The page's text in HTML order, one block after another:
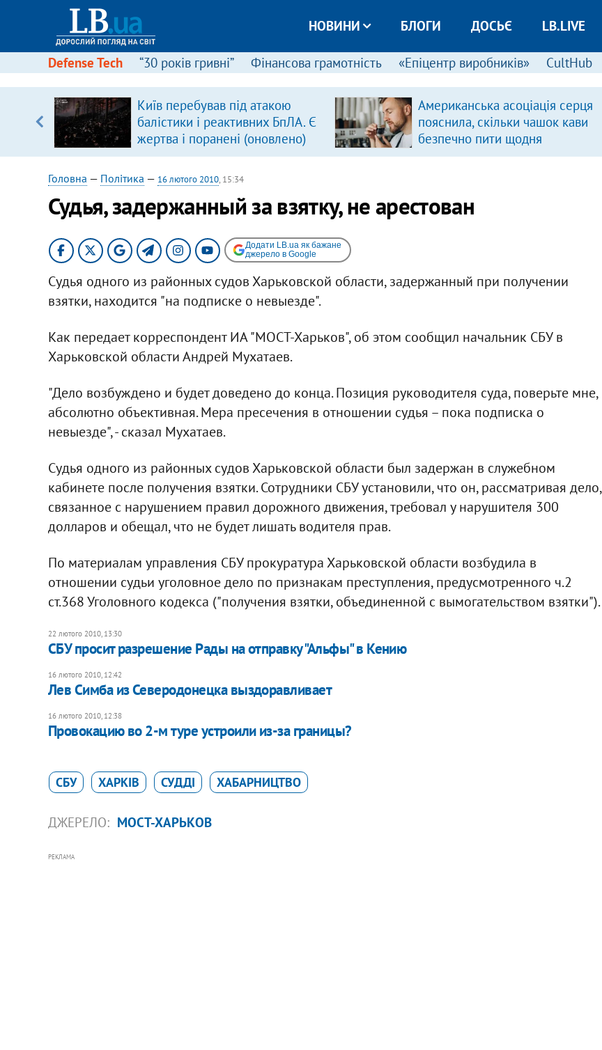
НОВИНИ БЛОГИ ДОСЬЄ LB.LIVE
Defense Tech “30 років гривні” Фінансова грамотність «Епіцентр виробників» CultHub
Київ перебував під атакою
балістики і реактивних БпЛА. Є
жертва і поранені (оновлено)
Американська асоціація серця
пояснила, скільки чашок кави
безпечно пити щодня
Головна — Політика — 16 лютого 2010, 15:34
Судья, задержанный за взятку, не арестован
Додати LB.ua як бажане
джерело в Google
Судья одного из районных судов Харьковской области, задержанный при получении
взятки, находится "на подписке о невыезде".
Как передает корреспондент ИА "МОСТ-Харьков", об этом сообщил начальник СБУ в
Харьковской области Андрей Мухатаев.
"Дело возбуждено и будет доведено до конца. Позиция руководителя суда, поверьте мне,
абсолютно объективная. Мера пресечения в отношении судья – пока подписка о
невыезде", - сказал Мухатаев.
Судья одного из районных судов Харьковской области был задержан в служебном
кабинете после получения взятки. Сотрудники СБУ установили, что он, рассматривая дело,
связанное с нарушением правил дорожного движения, требовал у нарушителя 300
долларов и обещал, что не будет лишать водителя прав.
По материалам управления СБУ прокуратура Харьковской области возбудила в
отношении судьи уголовное дело по признакам преступления, предусмотренного ч.2
ст.368 Уголовного кодекса ("получения взятки, объединенной с вымогательством взятки").
22 лютого 2010, 13:30
СБУ просит разрешение Рады на отправку "Альфы" в Кению
16 лютого 2010, 12:42
Лев Симба из Северодонецка выздоравливает
16 лютого 2010, 12:38
Провокацию во 2-м туре устроили из-за границы?
СБУ ХАРКІВ СУДДІ ХАБАРНИЦТВО
ДЖЕРЕЛО: МОСТ-ХАРЬКОВ
РЕКЛАМА